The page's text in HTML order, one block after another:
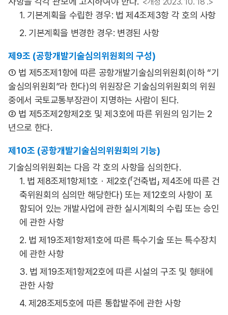
1. 기본계획을 수립한 경우: 법 제4조제3항 각 호의 사항
2. 기본계획을 변경한 경우: 변경된 사항
제9조 (공항개발기술심의위원회의 구성)
① 법 제5조제1항에 따른 공항개발기술심의위원회(이하 “기
술심의위원회”라 한다)의 위원장은 기술심의위원회의 위원
중에서 국토교통부장관이 지명하는 사람이 된다.
② 법 제5조제2항제2호 및 제3호에 따른 위원의 임기는 2
년으로 한다.
제10조 (공항개발기술심의위원회의 기능)
기술심의위원회는 다음 각 호의 사항을 심의한다.
1. 법 제8조제1항제1호ㆍ제2호(「건축법」 제4조에 따른 건
축위원회의 심의만 해당한다) 또는 제12호의 사항이 포
함되어 있는 개발사업에 관한 실시계획의 수립 또는 승인
에 관한 사항
2. 법 제19조제1항제1호에 따른 특수기술 또는 특수장치
에 관한 사항
3. 법 제19조제1항제2호에 따른 시설의 구조 및 형태에
관한 사항
4. 제28조제5호에 따른 통합발주에 관한 사항